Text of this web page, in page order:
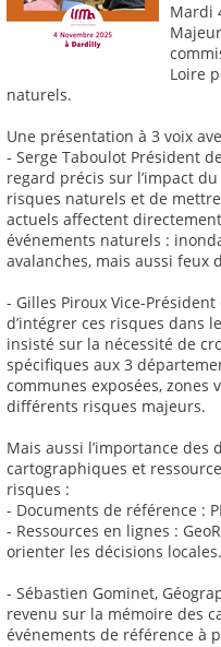
Mardi
Loire
naturels.
Une présentation à 3 voix
- Serge Taboulot Président
regard précis sur l’impact
risques naturels et de
actuels affectent
événements naturels :
avalanches, mais aussi feux
- Gilles Piroux Vice-Président
d’intégrer ces risques dans
insisté sur la nécessité de
spécifiques aux 3
communes exposées, zones
différents risques majeurs.
Mais aussi l’importance
cartographiques et
risques :
- Documents de référence :
- Ressources en lignes :
orienter les décisions locales.
- Sébastien Gominet,
revenu sur la mémoire des
événements de référence à